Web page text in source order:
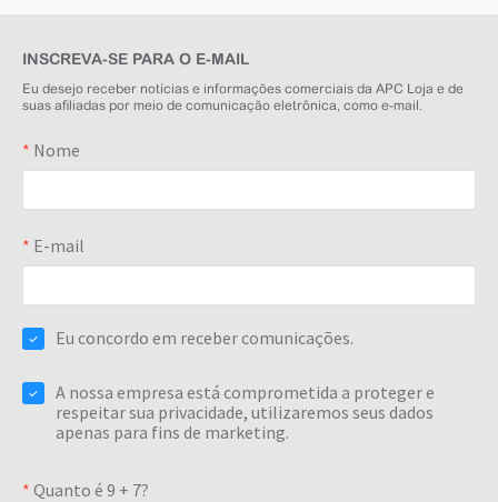
INSCREVA-SE PARA O E-MAIL
Eu desejo receber notícias e informações comerciais da APC Loja e de
suas afiliadas por meio de comunicação eletrônica, como e-mail.